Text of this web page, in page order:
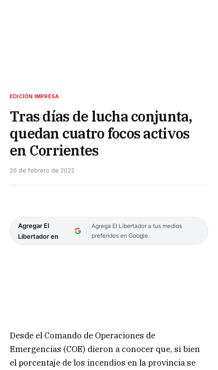
EDICIÓN IMPRESA
Tras días de lucha conjunta,
quedan cuatro focos activos
en Corrientes
26 de febrero de 2022
Agregar El
Libertador en
Agrega El Libertador a tus medios
preferidos en Google
Desde el Comando de Operaciones de
Emergencias (COE) dieron a conocer que, si bien
el porcentaje de los incendios en la provincia se